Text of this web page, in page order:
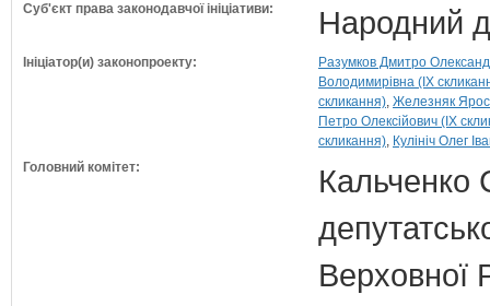
Суб'єкт права законодавчої ініціативи: Народний
Ініціатор(и) законопроекту:
Разумков Дмитро
Володимирівна (IX
скликання) Железняк
Петро Олексійович (IX
скликання) Кулініч Олег
Головний комітет:
Кальченко
Верховної